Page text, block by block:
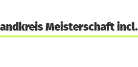
Meisterschaft